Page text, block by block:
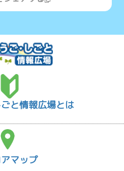
と情報広場とは
マップ